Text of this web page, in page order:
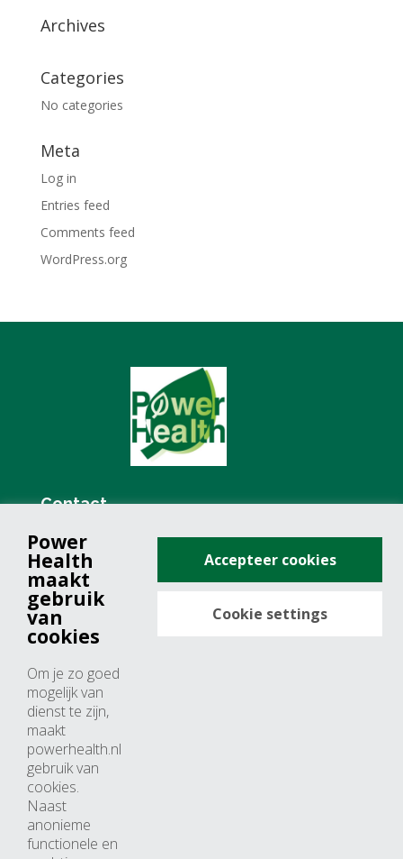
Archives
Categories
No categories
Meta
Log in
Entries feed
Comments feed
WordPress.org
Contact
+31 (0)76 571 19 68
info@powerhealth.nl
Adresse
4817 ZH breda
Nederland
Horaires d’ouvertures
Du lundi au jeudi: 09:00 – 17:00
Vendredi: 09:00 – 15:00
Power
Health
maakt
gebruik
van
cookies
Om je zo goed
mogelijk van
dienst te zijn,
maakt
powerhealth.nl
gebruik van
cookies.
Naast
anonieme
functionele en
Accepteer cookies
Cookie settings